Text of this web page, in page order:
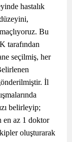
hastalık
Bu
tarafından
seçilmiş, her
İl
belirleyip;
en az 1 doktor
oluşturarak